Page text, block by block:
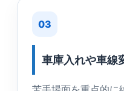
03
車庫入れや車線